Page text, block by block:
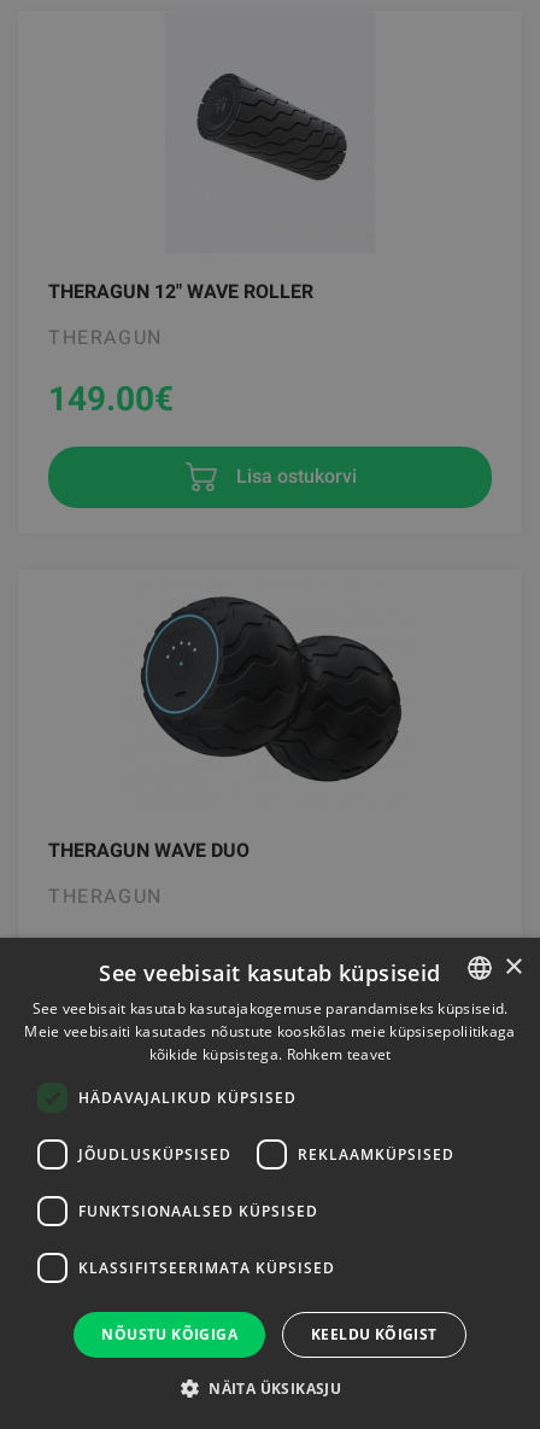
THERAGUN 12" WAVE ROLLER
THERAGUN
149.00€
Lisa ostukorvi
THERAGUN WAVE DUO
THERAGUN
109.00
Lisa ostukorvi ESTONIAN
×
See veebisait kasutab küpsiseid
See veebisait kasutab kasutajakogemuse parandamiseks küpsiseid.
Meie veebisaiti kasutades nõustute kooskõlas meie küpsisepoliitikaga
kõikide küpsistega. Rohkem teavet
HÄDAVAJALIKUD KÜPSISED
JÕUDLUSKÜPSISED REKLAAMKÜPSISED
FUNKTSIONAALSED KÜPSISED
KLASSIFITSEERIMATA KÜPSISED
NÕUSTU KÕIGIGA KEELDU KÕIGIST
NÄITA ÜKSIKASJU